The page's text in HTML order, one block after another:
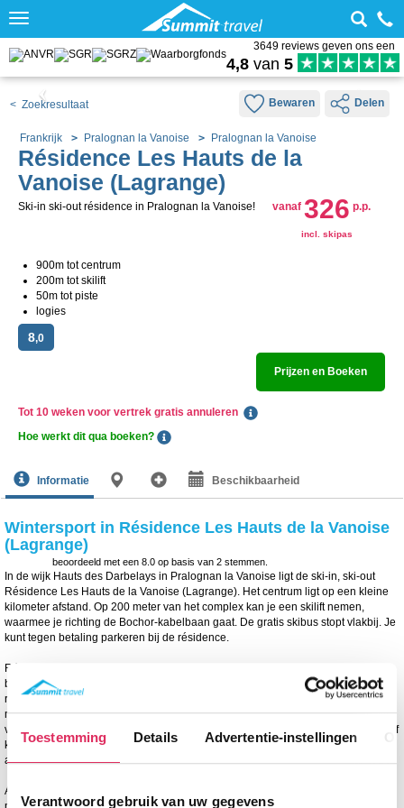
Toestemming Details Advertentie-instellingen
Verantwoord gebruik van uw gegevens
Toggle
3649 reviews geven ons een
4,8 van 5
< Zoekresultaat Bewaren Delen
Frankrijk Pralognan la Vanoise Pralognan la Vanoise
Résidence Les Hauts de la
Vanoise (Lagrange)
Ski-in ski-out résidence in Pralognan la Vanoise! vanaf 326 p.p.
incl. skipas
900m tot centrum
200m tot skilift
50m tot piste
logies
8,0
Prijzen en Boeken
Tot 10 weken voor vertrek gratis annuleren
Hoe werkt dit qua boeken?
Informatie Beschikbaarheid
Wintersport in Résidence Les Hauts de la Vanoise
(Lagrange)
beoordeeld met een 8.0 op basis van 2 stemmen.
In de wijk Hauts des Darbelays in Pralognan la Vanoise ligt de ski-in, ski-out
Résidence Les Hauts de la Vanoise (Lagrange). Het centrum ligt op een kleine
kilometer afstand. Op 200 meter van het complex kan je een skilift nemen,
waarmee je richting de Bochor-kabelbaan gaat. De gratis skibus stopt vlakbij. Je
kunt tegen betaling parkeren bij de résidence.
Résidence Les Hauts de la Vanoise (Lagrange) is een 4-sterren complex
bestaande uit 84 appartementen verdeeld over 6 verdiepingen (met lift). De
résidence beschikt over de volgende algemene faciliteiten: een receptie, lobby
met openhaard, Wi-Fi (tegen betaling), wasserette en een wellnessruimte met
verwarmd binnenzwembad, whirlpool en kleine fitness ruimte. Tijdens het verblijf
kun je ook sauna- of hammamsessies bijboeken (1 gratis sessie per
appartement per week).
Alle appartementen zijn comfortabel uitgerust, voorzien van veel hout en steen,